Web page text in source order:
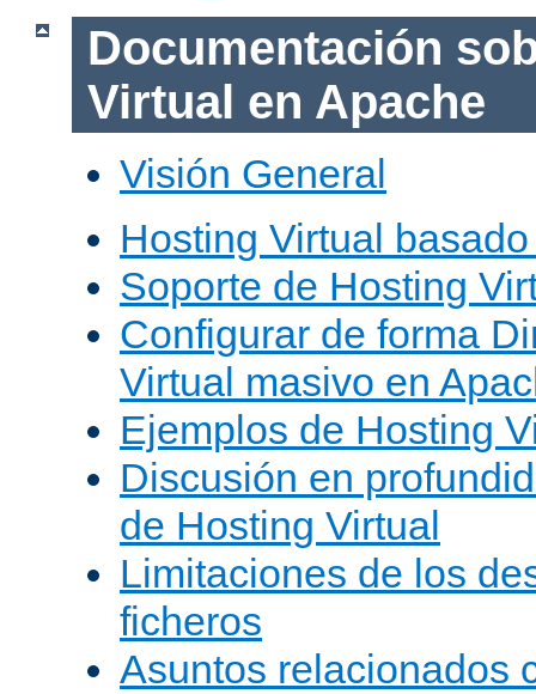
Documentación
Virtual en Apache
Visión General
Hosting Virtual
Soporte de Hosting
Configurar de forma
Virtual masivo en
Ejemplos de Hosting
Discusión en
de Hosting Virtual
Limitaciones de los
ficheros
Asuntos relacionados